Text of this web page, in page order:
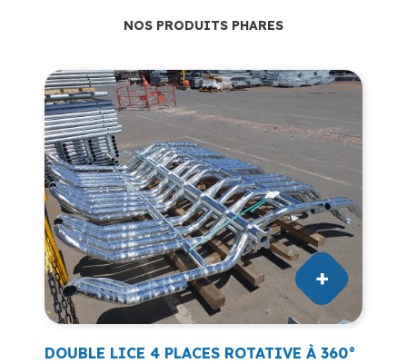
NOS PRODUITS PHARES
DOUBLE LICE 4 PLACES ROTATIVE À 360°